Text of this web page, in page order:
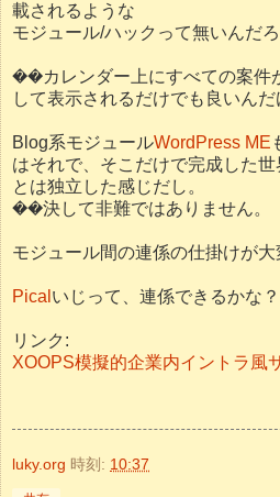
載されるような
モジュール/ハックって無いんだ
��カレンダー上にすべての案件
して表示されるだけでも良いんだ
Blog系モジュールWordPress ME
はそれで、そこだけで完成した
とは独立した感じだし。
��決して非難ではありません。
モジュール間の連係の仕掛けが大
Pical いじって、連係できるかな？
リンク:
XOOPS模擬的企業内イントラ風
luky.org 時刻: 10:37